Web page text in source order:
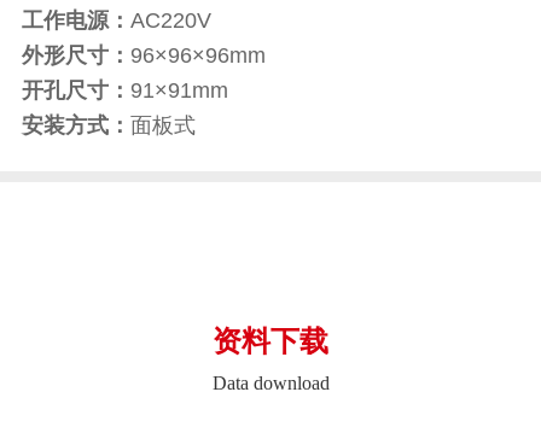
工作电源： AC220V
外形尺寸： 96×96×96mm
开孔尺寸： 91×91mm
安装方式： 面板式
资料下载
Data download